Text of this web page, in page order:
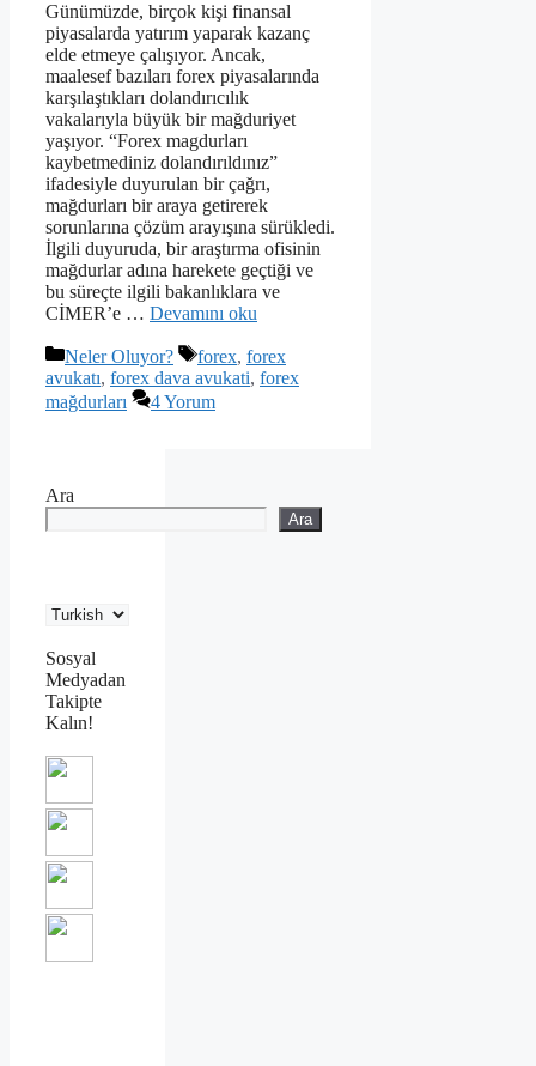
Günümüzde, birçok kişi finansal
piyasalarda yatırım yaparak kazanç
elde etmeye çalışıyor. Ancak,
maalesef bazıları forex piyasalarında
karşılaştıkları dolandırıcılık
vakalarıyla büyük bir mağduriyet
yaşıyor. “Forex magdurları
kaybetmediniz dolandırıldınız”
ifadesiyle duyurulan bir çağrı,
mağdurları bir araya getirerek
sorunlarına çözüm arayışına sürükledi.
İlgili duyuruda, bir araştırma ofisinin
mağdurlar adına harekete geçtiği ve
bu süreçte ilgili bakanlıklara ve
CİMER’e … Devamını oku
Kategoriler
Neler Oluyor? Etiketler
forex, forex
avukatı, forex dava avukati, forex
mağdurları
4 Yorum
Ara
Ara
Sosyal
Medyadan
Takipte
Kalın!